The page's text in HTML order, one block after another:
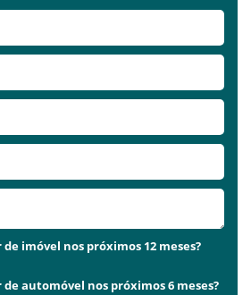
imóvel nos próximos 12 meses?
automóvel nos próximos 6 meses?